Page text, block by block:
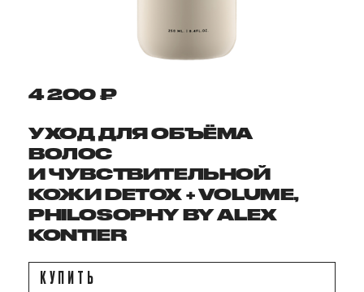
4 200 ₽
УХОД ДЛЯ ОБЪЁМА
ВОЛОС
И ЧУВСТВИТЕЛЬНОЙ
КОЖИ DETOX + VOLUME,
PHILOSOPHY BY ALEX
KONTIER
КУПИТЬ